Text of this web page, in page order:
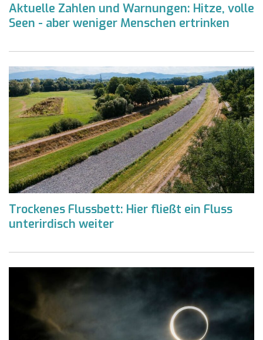
Aktuelle Zahlen und Warnungen: Hitze, volle
Seen - aber weniger Menschen ertrinken
Trockenes Flussbett: Hier fließt ein Fluss
unterirdisch weiter